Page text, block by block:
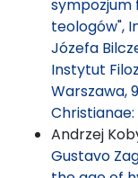
sympozjum
teologów",
Józefa
Instytut
Warszawa,
Christianae:
Andrzej
Gustavo